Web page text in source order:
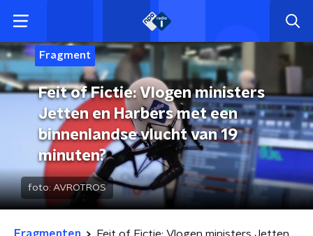
Fragment
Feit of Fictie: Vlogen ministers
Jetten en Harbers met een
binnenlandse vlucht van 19
minuten?
foto: AVROTROS